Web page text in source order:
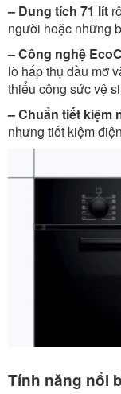
– Dung tích 71 lít
người hoặc những
– Công nghệ
lò hấp thụ dầu mỡ
thiểu công sức vệ
– Chuẩn tiết kiệm
nhưng tiết kiệm
Tính năng nổi